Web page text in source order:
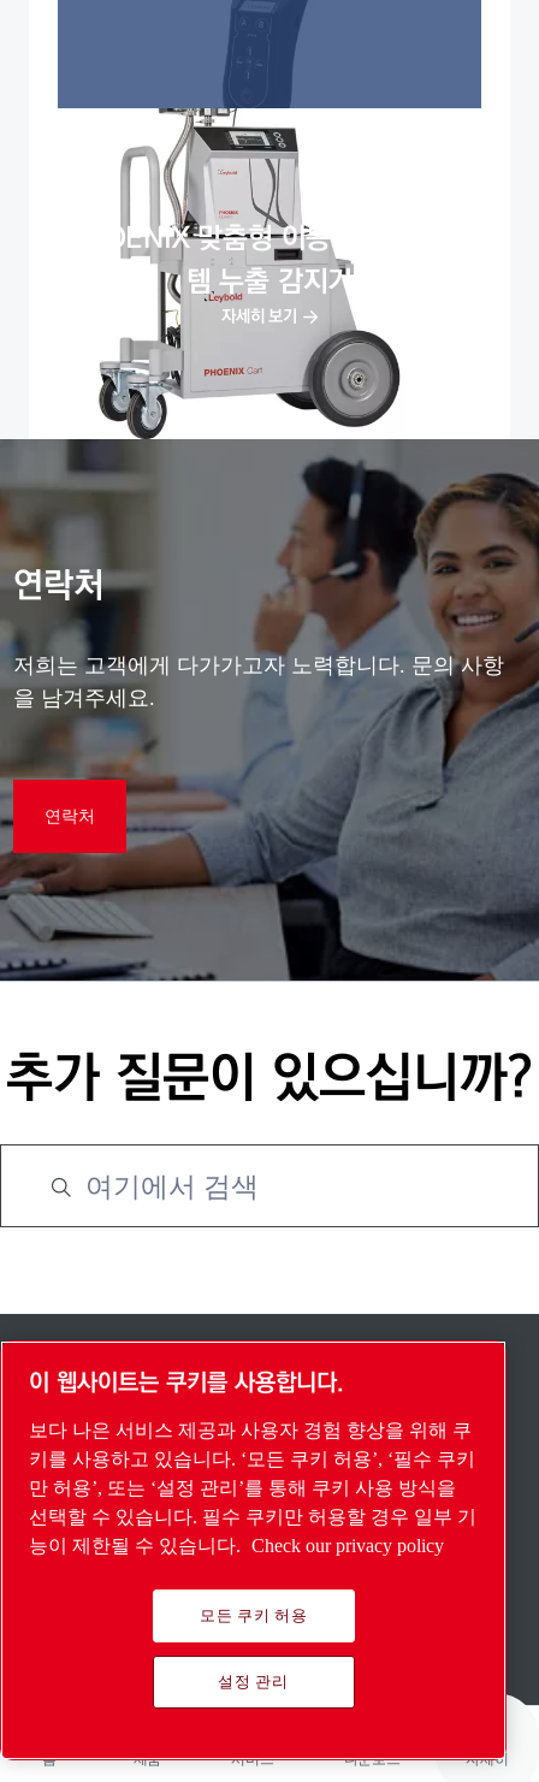
PHOENIX 맞춤형 이동식 카트 시스
템 누출 감지기
자세히 보기
연락처
저희는 고객에게 다가가고자 노력합니다. 문의 사항
을 남겨주세요.
연락처
홈 제품 서비스 다운로드 자세히
추가 질문이 있으십니까?
빠른 링크
온라인 샵
계산 도구
Sound Analyzer
법률 및 개인 정보 참고 사항
내부 고발자 보호
이 웹사이트는 쿠키를 사용합니다.
보다 나은 서비스 제공과 사용자 경험 향상을 위해 쿠
키를 사용하고 있습니다. ‘모든 쿠키 허용’, ‘필수 쿠키
만 허용’, 또는 ‘설정 관리’를 통해 쿠키 사용 방식을
선택할 수 있습니다. 필수 쿠키만 허용할 경우 일부 기
능이 제한될 수 있습니다. Check our privacy policy
모든 쿠키 허용
설정 관리